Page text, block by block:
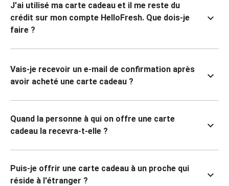
J'ai utilisé ma carte cadeau et il me reste du
crédit sur mon compte HelloFresh. Que dois-je
faire ?
Vais-je recevoir un e-mail de confirmation après
avoir acheté une carte cadeau ?
Quand la personne à qui on offre une carte
cadeau la recevra-t-elle ?
Puis-je offrir une carte cadeau à un proche qui
réside à l'étranger ?